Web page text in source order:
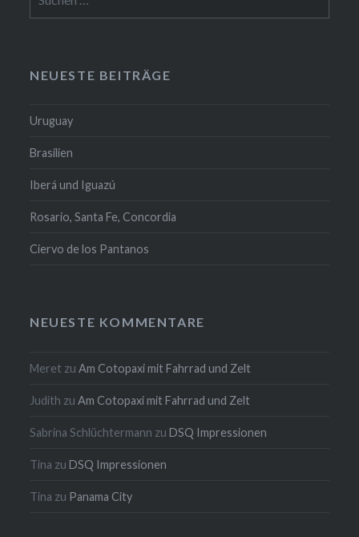
nach:
NEUESTE BEITRÄGE
Uruguay
Brasilien
Iberá und Iguazú
Rosario, Santa Fe, Concordia
Ciervo de los Pantanos
NEUESTE KOMMENTARE
Meret zuAm Cotopaxi mit Fahrrad und Zelt
Judith zuAm Cotopaxi mit Fahrrad und Zelt
Sabrina Schlüchtermann zuDSQ Impressionen
Tina zuDSQ Impressionen
Tina zu Panama City